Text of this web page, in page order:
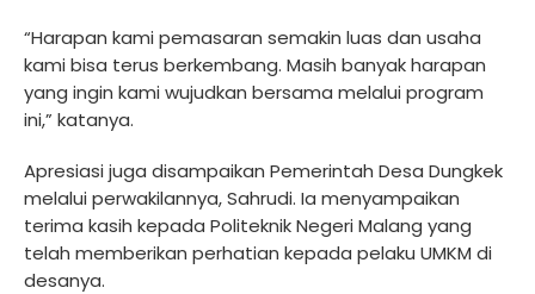
“Harapan kami pemasaran semakin luas dan usaha
kami bisa terus berkembang. Masih banyak harapan
yang ingin kami wujudkan bersama melalui program
ini,” katanya.
Apresiasi juga disampaikan Pemerintah Desa Dungkek
melalui perwakilannya, Sahrudi. Ia menyampaikan
terima kasih kepada Politeknik Negeri Malang yang
telah memberikan perhatian kepada pelaku UMKM di
desanya.